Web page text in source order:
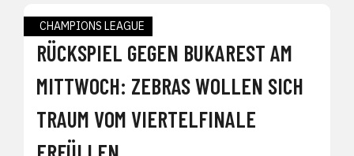
CHAMPIONS LEAGUE
RÜCKSPIEL GEGEN BUKAREST AM
MITTWOCH: ZEBRAS WOLLEN SICH
TRAUM VOM VIERTELFINALE